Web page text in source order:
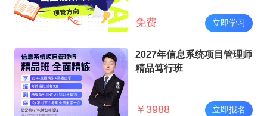
免费 立即学习
2027年信息系统项目管理师
精品笃行班
￥ 3988 立即报名